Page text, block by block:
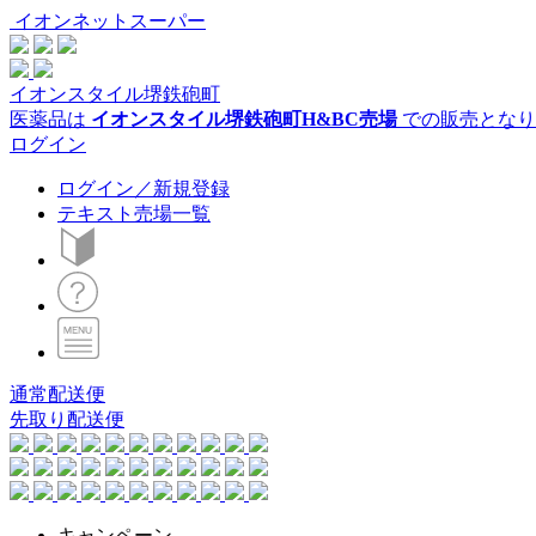
イオンネットスーパー
イオンスタイル堺鉄砲町
医薬品は イオンスタイル堺鉄砲町H&BC売場での販売とな
ログイン
ログイン／新規登録
テキスト売場一覧
通常配送便
先取り配送便